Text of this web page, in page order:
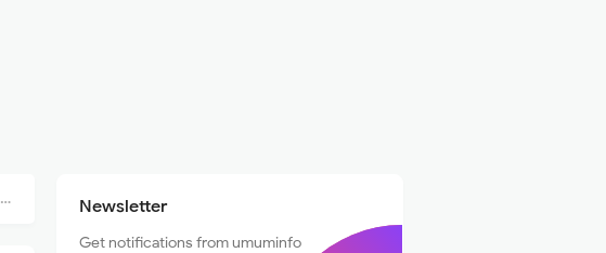
Newsletter
Get notifications from umuminfo